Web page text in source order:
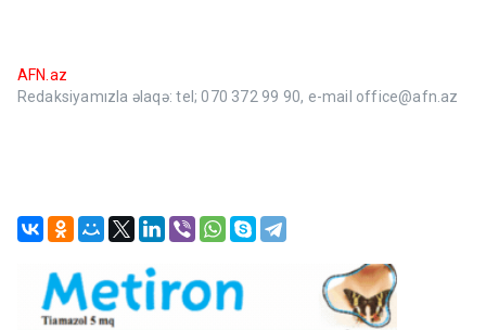
AFN.az
Redaksiyamızla əlaqə: tel; 070 372 99 90, e-mail office@afn.az